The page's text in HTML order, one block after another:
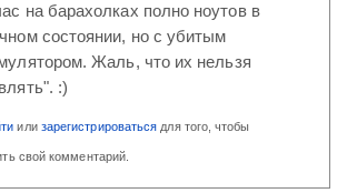
на барахолках полно ноутов в
состоянии, но с убитым
Жаль, что их нельзя
:)
или зарегистрироваться для того, чтобы
свой комментарий.